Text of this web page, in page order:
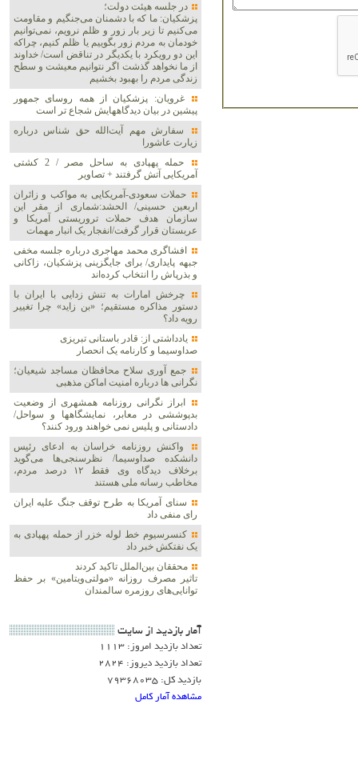
در جلسه هیئت دولت؛
پزشکیان: ما که با دشمنان می‌جنگیم و مقاومت
می‌کنیم تا زیر بار زور و ظلم نرویم، نمی‌توانیم
خودمان به مردم زور بگوییم یا ظلم کنیم، چراکه
این دو رویکرد با یکدیگر در تناقض است/ خداوند
از ما نخواهد گذشت اگر نتوانیم معیشت و سطح
زندگی مردم را بهبود بخشیم
غرویان: پزشکیان از همه روسای جمهور
پیشین در بیان دیدگاههایش شجاع تر است
سفارش مهم آیت‌الله حق شناس درباره
زیارت عاشورا
حمله پهپادی به ساحل مصر / 2 کشتی
آمریکایی آتش گرفتند + تصاویر
حملات سعودی-آمریکایی به مواکب و زائران
اربعین حسینی/ الحشد:شماری از مقر این
سازمان هدف حملات تروریستی آمریکا و
عربستان قرار گرفت/انفجار یک انبار مهمات
افشاگری محمد مهاجری درباره جلسه مخفی
جبهه پایداری/ برای جایگزینی پزشکیان، زاکانی
و بذرپاش را انتخاب کرده‌اند
چرخش امارات به تنش زدایی با ایران با
دستور مذاکره مستقیم؛ «بن زاید» چرا تغییر
رویه داد؟
یادداشتی از: قادر باستانی تبریزی
صداوسیما و کارنامه یک انحصار
جمع آوری سلاح محافظان مساجد شیعیان؛
نگرانی ها درباره امنیت اماکن مذهبی
ابراز نگرانی روزنامه همشهری از وضعیت
بدپوششی در معابر، نمایشگاهها و سواحل/
دادستانی و پلیس نمی خواهند ورود کنند؟
واکنش روزنامه خراسان به ادعای رئیس
دانشکده صداوسیما/ نظرسنجی‌ها می‌گوید
برخلاف دیدگاه وی فقط ۱۲ درصد مردم،
مخاطب رسانه ملی هستند
سنای آمریکا به طرح توقف جنگ علیه ایران
رای منفی داد
کنسرسیوم خط لوله خزر از حمله پهپادی به
یک نفتکش خبر داد
محققان بین‌الملل تاکید کردند
تاثیر مصرف روزانه «مولتی‌ویتامین» بر حفظ
توانایی‌های روزمره سالمندان
آمار بازديد از سايت
تعداد بازدید امروز: 1113
تعداد بازدید دیروز: 2824
بازدید کل: 79368035
مشاهده آمار کامل